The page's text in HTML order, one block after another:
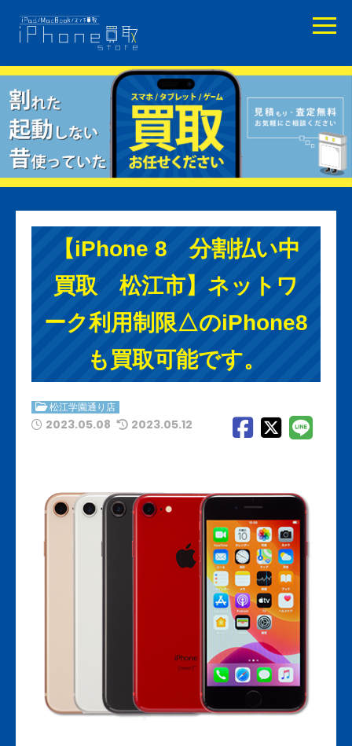
【iPhone 8 分割払い中
買取 松江市】ネットワ
ーク利用制限△のiPhone8
も買取可能です。
松江学園通り店
2023.05.08 2023.05.12